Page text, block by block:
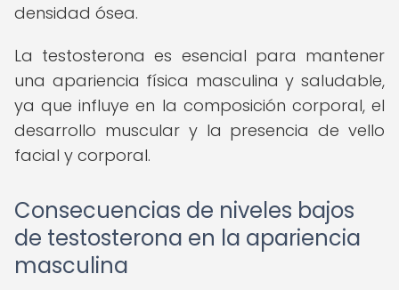
densidad ósea.
La testosterona es esencial para mantener
una apariencia física masculina y saludable,
ya que influye en la composición corporal, el
desarrollo muscular y la presencia de vello
facial y corporal.
Consecuencias de niveles bajos
de testosterona en la apariencia
masculina